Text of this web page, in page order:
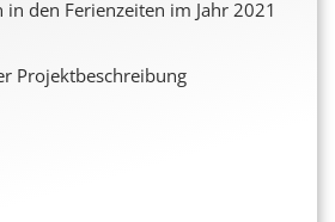
den Ferienzeiten im Jahr 2021
Projektbeschreibung